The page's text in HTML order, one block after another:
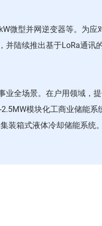
微型并网逆变器等。为
陆续推出基于LoRa通讯
全场景。在户用领域，
模块化工商业储能
装箱式液体冷却储能系统